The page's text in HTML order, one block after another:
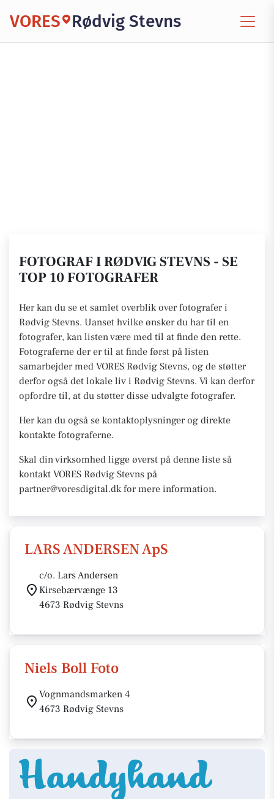
VORES Rødvig Stevns
FOTOGRAF I RØDVIG STEVNS - SE
TOP 10 FOTOGRAFER
Her kan du se et samlet overblik over fotografer i
Rødvig Stevns. Uanset hvilke ønsker du har til en
fotografer, kan listen være med til at finde den rette.
Fotograferne der er til at finde først på listen
samarbejder med VORES Rødvig Stevns, og de støtter
derfor også det lokale liv i Rødvig Stevns. Vi kan derfor
opfordre til, at du støtter disse udvalgte fotografer.
Her kan du også se kontaktoplysninger og direkte
kontakte fotograferne.
Skal din virksomhed ligge øverst på denne liste så
kontakt VORES Rødvig Stevns på
partner@voresdigital.dk for mere information.
LARS ANDERSEN ApS
c/o. Lars Andersen
Kirsebærvænge 13
4673 Rødvig Stevns
Niels Boll Foto
Vognmandsmarken 4
4673 Rødvig Stevns